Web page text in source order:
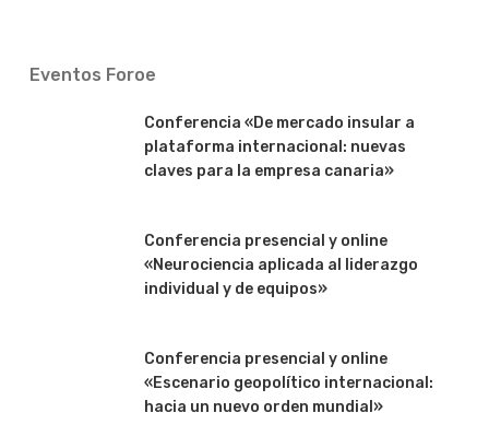
Eventos Foroe
Conferencia «De mercado insular a
plataforma internacional: nuevas
claves para la empresa canaria»
Conferencia presencial y online
«Neurociencia aplicada al liderazgo
individual y de equipos»
Conferencia presencial y online
«Escenario geopolítico internacional:
hacia un nuevo orden mundial»